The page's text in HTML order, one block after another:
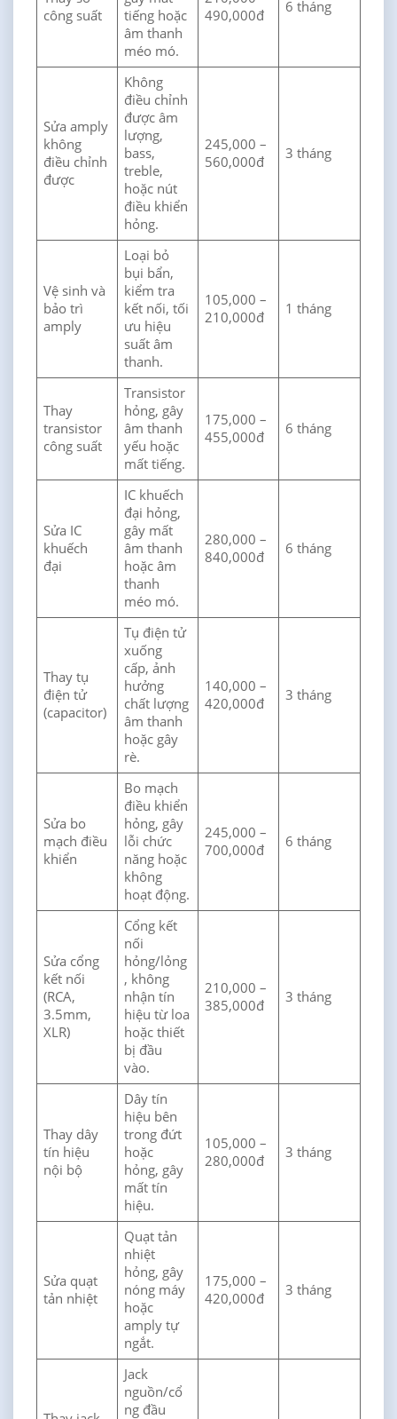
công suất
tiếng hoặc
âm thanh
méo mó.
490,000đ
6 tháng
Sửa amply
không
điều chỉnh
được
Không
điều chỉnh
được âm
lượng,
bass,
treble,
hoặc nút
điều khiển
hỏng.
245,000 –
560,000đ
3 tháng
Vệ sinh và
bảo trì
amply
Loại bỏ
bụi bẩn,
kiểm tra
kết nối, tối
ưu hiệu
suất âm
thanh.
105,000 –
210,000đ
1 tháng
Thay
transistor
công suất
Transistor
hỏng, gây
âm thanh
yếu hoặc
mất tiếng.
175,000 –
455,000đ
6 tháng
Sửa IC
khuếch
đại
IC khuếch
đại hỏng,
gây mất
âm thanh
hoặc âm
thanh
méo mó.
280,000 –
840,000đ
6 tháng
Thay tụ
điện tử
(capacitor)
Tụ điện tử
xuống
cấp, ảnh
hưởng
chất lượng
âm thanh
hoặc gây
rè.
140,000 –
420,000đ
3 tháng
Sửa bo
mạch điều
khiển
Bo mạch
điều khiển
hỏng, gây
lỗi chức
năng hoặc
không
hoạt động.
245,000 –
700,000đ
6 tháng
Sửa cổng
kết nối
(RCA,
3.5mm,
XLR)
Cổng kết
nối
hỏng/lỏng
, không
nhận tín
hiệu từ loa
hoặc thiết
bị đầu
vào.
210,000 –
385,000đ
3 tháng
Thay dây
tín hiệu
nội bộ
Dây tín
hiệu bên
trong đứt
hoặc
hỏng, gây
mất tín
hiệu.
105,000 –
280,000đ
3 tháng
Sửa quạt
tản nhiệt
Quạt tản
nhiệt
hỏng, gây
nóng máy
hoặc
amply tự
ngắt.
175,000 –
420,000đ
3 tháng
Jack
nguồn/cổ
ng đầu